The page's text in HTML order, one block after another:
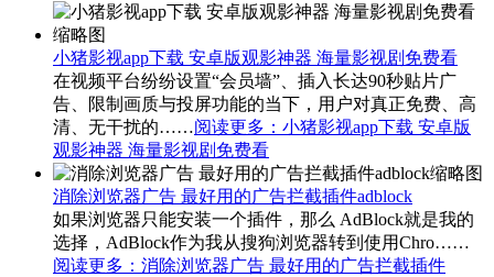
小猪影视app下载 安卓版观影神器 海量影视剧免费看
在视频平台纷纷设置“会员墙”、插入长达90秒贴片广
告、限制画质与投屏功能的当下，用户对真正免费、高
清、无干扰的……阅读更多 ：小猪影视app下载 安卓版
观影神器 海量影视剧免费看
消除浏览器广告 最好用的广告拦截插件adblock
如果浏览器只能安装一个插件，那么 AdBlock就是我的
选择，AdBlock作为我从搜狗浏览器转到使用Chro……
阅读更多 ：消除浏览器广告 最好用的广告拦截插件